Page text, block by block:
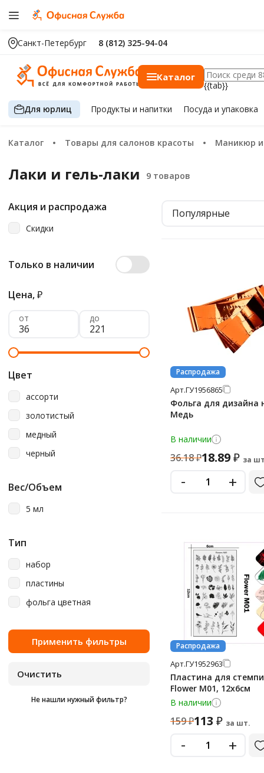
Санкт-Петербург 8 (812) 325-94-04
Каталог
{{tab}}
Для юрлиц Продуктыи напитки Посуда и упаковка
Каталог Товары для салонов красоты Маникюр
Лаки и гель-лаки
Акция и распродажа
Скидки
Только в наличии
Цена,₽
от до
Цвет
ассорти
золотистый
медный
черный
Вес/Объем
5 мл
Тип
набор
пластины
фольга цветная
Не нашли нужный фильтр?
Популярные
Распродажа
Арт.ГУ1956865
Фольга для дизайна
Медь
В наличии
36.18₽18.89₽ за
- +
Распродажа
Арт.ГУ1952963
Пластина для
Flower M01, 12х6см
В наличии
159₽113 ₽ за шт.
- +